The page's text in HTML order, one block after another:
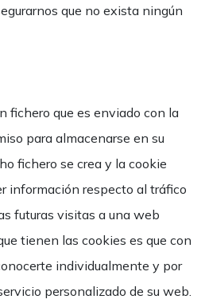
que no exista ningún
fichero que es enviado con la
para almacenarse en su
fichero se crea y la cookie
información respecto al tráfico
futuras visitas a una web
tienen las cookies es que con
individualmente y por
personalizado de su web.